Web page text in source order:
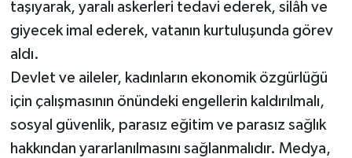
taşıyarak, yaralı askerleri tedavi ederek, silâh ve
giyecek imal ederek, vatanın kurtuluşunda görev
aldı.
Devlet ve aileler, kadınların ekonomik özgürlüğü
için çalışmasının önündeki engellerin kaldırılmalı,
sosyal güvenlik, parasız eğitim ve parasız sağlık
hakkından yararlanılmasını sağlanmalıdır. Medya,